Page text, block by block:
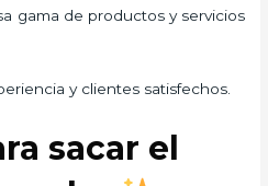
gama de productos y servicios
y clientes satisfechos.
sacar el